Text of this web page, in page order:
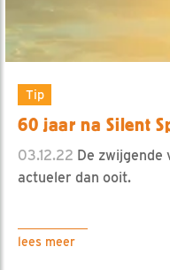
Tip
60 jaar na Silent
03.12.22 De zwijgende
actueler dan ooit.
lees meer